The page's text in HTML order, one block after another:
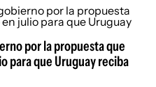
por la propuesta que
para que Uruguay reciba